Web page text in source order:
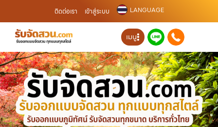
ติดต่อเรา เข้าสู่ระบบ LANGUAGE
เมนู